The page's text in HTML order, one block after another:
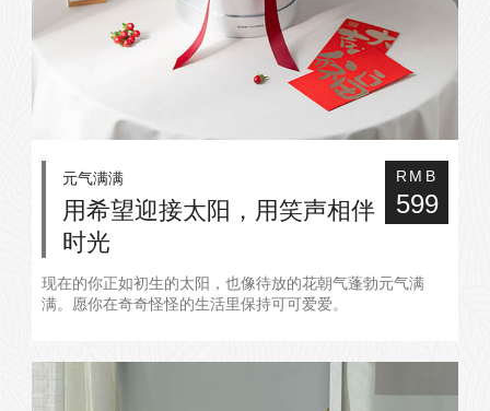
元气满满
用希望迎接太阳，用笑声相伴
时光
RMB
599
现在的你正如初生的太阳，也像待放的花朝气蓬勃元气满
满。愿你在奇奇怪怪的生活里保持可可爱爱。